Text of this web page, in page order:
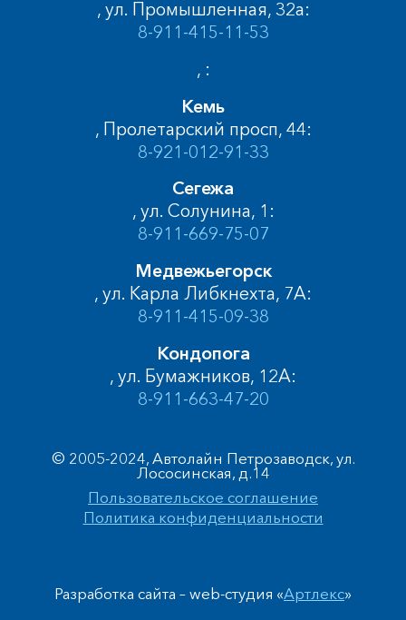
, ул. Промышленная, 32а:
8-911-415-11-53
, :
Кемь
, Пролетарский просп, 44:
8-921-012-91-33
Сегежа
, ул. Солунина, 1:
8-911-669-75-07
Медвежьегорск
, ул. Карла Либкнехта, 7А:
8-911-415-09-38
Кондопога
, ул. Бумажников, 12А:
8-911-663-47-20
© 2005-2024, Автолайн Петрозаводск, ул.
Лососинская, д.14
Пользовательское соглашение
Политика конфиденциальности
Разработка сайта – web-студия «Артлекс»